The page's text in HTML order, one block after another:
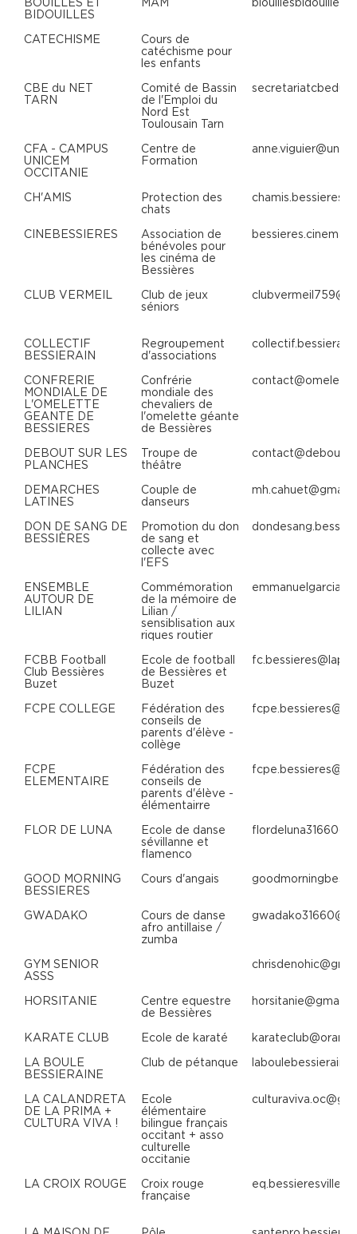
BIDOUILLES
CATECHISME
Cours de
catéchisme pour
les enfants
CBE du NET
TARN
Comité de Bassin
de l'Emploi du
Nord Est
Toulousain Tarn
CFA - CAMPUS
UNICEM
OCCITANIE
Centre de
Formation
CH'AMIS
Protection des
chats
CINEBESSIERES
Association de
bénévoles pour
les cinéma de
Bessières
CLUB VERMEIL
Club de jeux
séniors
COLLECTIF
BESSIERAIN
Regroupement
d'associations
CONFRERIE
MONDIALE DE
L'OMELETTE
GEANTE DE
BESSIERES
Confrérie
mondiale des
chevaliers de
l'omelette géante
de Bessières
DEBOUT SUR LES
PLANCHES
Troupe de
théâtre
DEMARCHES
LATINES
Couple de
danseurs
DON DE SANG DE
BESSIÈRES
Promotion du don
de sang et
collecte avec
l'EFS
ENSEMBLE
AUTOUR DE
LILIAN
Commémoration
de la mémoire de
Lilian /
sensiblisation aux
riques routier
FCBB Football
Club Bessières
Buzet
Ecole de football
de Bessières et
Buzet
FCPE COLLEGE
Fédération des
conseils de
parents d'élève -
collège
FCPE
ELEMENTAIRE
Fédération des
conseils de
parents d'élève -
élémentairre
FLOR DE LUNA
Ecole de danse
sévillanne et
flamenco
GOOD MORNING
BESSIERES
Cours d'angais
GWADAKO
Cours de danse
afro antillaise /
zumba
GYM SENIOR
ASSS
HORSITANIE
Centre equestre
de Bessières
KARATE CLUB Ecole de karaté
LA BOULE
BESSIERAINE
Club de pétanque
LA CALANDRETA
DE LA PRIMA +
CULTURA VIVA !
Ecole
élémentaire
bilingue français
occitant + asso
culturelle
occitanie
LA CROIX ROUGE
Croix rouge
française